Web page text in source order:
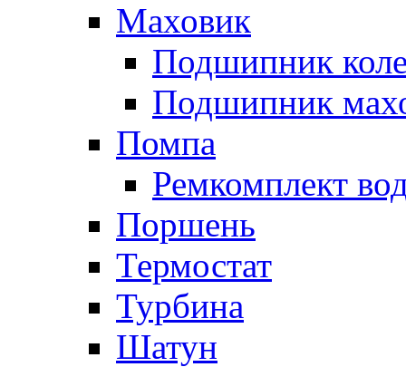
Маховик
Подшипник
Подшипник
Помпа
Ремкомплект
Поршень
Термостат
Турбина
Шатун